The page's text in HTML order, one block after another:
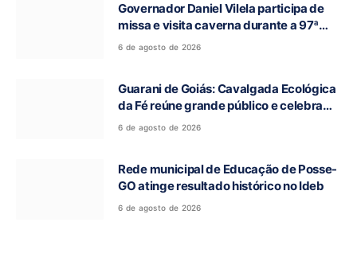
Governador Daniel Vilela participa de
missa e visita caverna durante a 97ª
Romaria do Bom Jesus da Lapa de Terra
6 de agosto de 2026
Guarani de Goiás: Cavalgada Ecológica
da Fé reúne grande público e celebra
tradição religiosa
6 de agosto de 2026
Rede municipal de Educação de Posse-
GO atinge resultado histórico no Ideb
6 de agosto de 2026